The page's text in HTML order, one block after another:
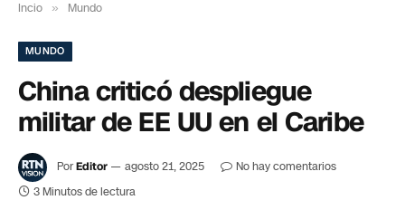
Incio » Mundo
MUNDO
China criticó despliegue
militar de EE UU en el Caribe
PorEditor agosto 21, 2025
No hay comentarios
3 Minutos de lectura